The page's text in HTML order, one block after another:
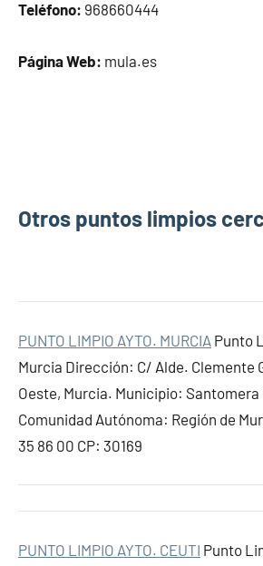
Teléfono: 968660444
Página Web: mula.es
Otros puntos limpios
PUNTO LIMPIO AYTO. MURCIA Punto
Murcia Dirección: C/ Alde. Clemente
Oeste, Murcia. Municipio:
Comunidad Autónoma: Región de
35 86 00 CP: 30169
PUNTO LIMPIO AYTO. CEUTI Punto